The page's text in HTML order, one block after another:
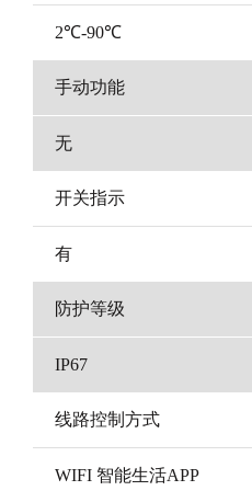
2℃-90℃
手动功能
无
开关指示
有
防护等级
IP67
线路控制方式
WIFI 智能生活APP